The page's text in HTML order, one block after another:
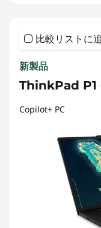
比較リストに
新製品
ThinkPad P1
Copilot+ PC